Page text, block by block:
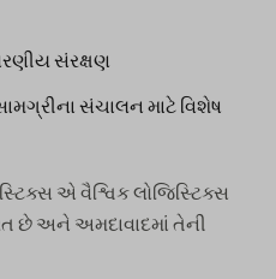
સંરક્ષણ
સંચાલન માટે વિશેષ
એ વૈશ્વિક લોજિસ્ટિક્સ
છે અને અમદાવાદમાં તેની